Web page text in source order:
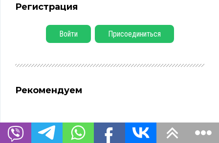
Регистрация
Войти Присоединиться
Рекомендуем